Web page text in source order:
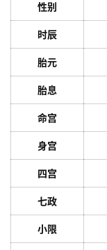
性别
时辰
胎元
胎息
命宫
身宫
四宫
七政
小限